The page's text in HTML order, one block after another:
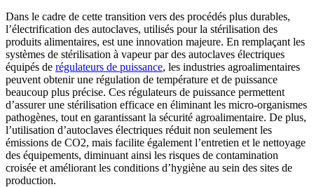
Dans le cadre de cette transition vers des procédés plus durables,
l’électrification des autoclaves, utilisés pour la stérilisation des
produits alimentaires, est une innovation majeure. En remplaçant les
systèmes de stérilisation à vapeur par des autoclaves électriques
équipés de régulateurs de puissance, les industries agroalimentaires
peuvent obtenir une régulation de température et de puissance
beaucoup plus précise. Ces régulateurs de puissance permettent
d’assurer une stérilisation efficace en éliminant les micro-organismes
pathogènes, tout en garantissant la sécurité agroalimentaire. De plus,
l’utilisation d’autoclaves électriques réduit non seulement les
émissions de CO2, mais facilite également l’entretien et le nettoyage
des équipements, diminuant ainsi les risques de contamination
croisée et améliorant les conditions d’hygiène au sein des sites de
production​.